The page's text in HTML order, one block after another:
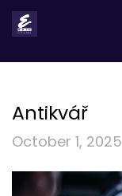
Antikvář
October 1, 2025